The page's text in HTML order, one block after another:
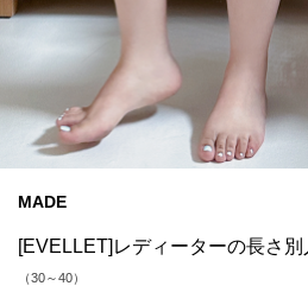
MADE
[EVELLET]レディーターの長さ
（30～40）